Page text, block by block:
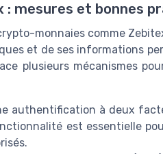
mesures et bonnes
monnaies comme
et de ses informations
plusieurs mécanismes
authentification à deux
est essentielle